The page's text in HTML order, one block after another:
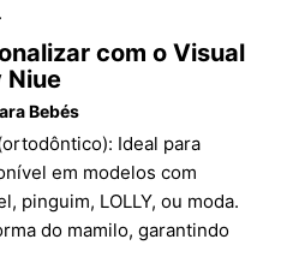
com o Visual
Niue
Bebés
Ideal para
em modelos com
pinguim, LOLLY, ou moda.
do mamilo, garantindo